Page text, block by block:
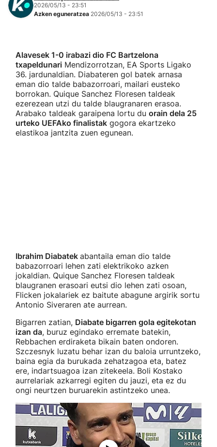
2026/05/13 - 23:51
Azken eguneratzea 2026/05/13 - 23:51
Alavesek 1-0 irabazi dio FC Bartzelona
txapeldunari Mendizorrotzan, EA Sports Ligako
36. jardunaldian. Diabateren gol batek arnasa
eman dio talde babazorroari, mailari eusteko
borrokan. Quique Sanchez Floresen taldeak
ezerezean utzi du talde blaugranaren erasoa.
Arabako taldeak garaipena lortu du orain dela 25
urteko UEFAko finalistak gogora ekartzeko
elastikoa jantzita zuen egunean.
Ibrahim Diabatek abantaila eman dio talde
babazorroari lehen zati elektrikoko azken
jokaldian. Quique Sanchez Floresen taldeak
blaugranen erasoari eutsi dio lehen zati osoan,
Flicken jokalariek ez baitute abagune argirik sortu
Antonio Siveraren ate aurrean.
Bigarren zatian, Diabate bigarren gola egitekotan
izan da, buruz egindako erremate batekin,
Rebbachen erdiraketa bikain baten ondoren.
Szczesnyk luzatu behar izan du baloia urruntzeko,
baina egia da burukada zehatzagoa eta, batez
ere, indartsuagoa izan zitekeela. Boli Kostako
aurrelariak azkarregi egiten du jauzi, eta ez du
ongi neurtzen buruarekin astintzeko unea.